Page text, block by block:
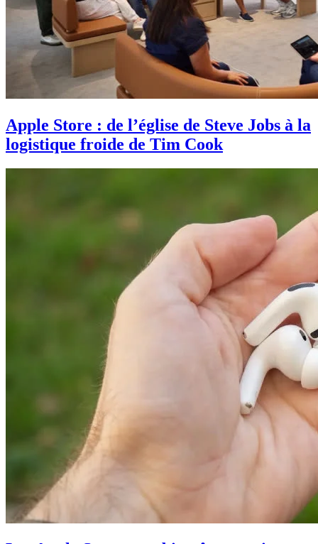
Apple Store : de l’église de Steve Jobs à la
logistique froide de Tim Cook